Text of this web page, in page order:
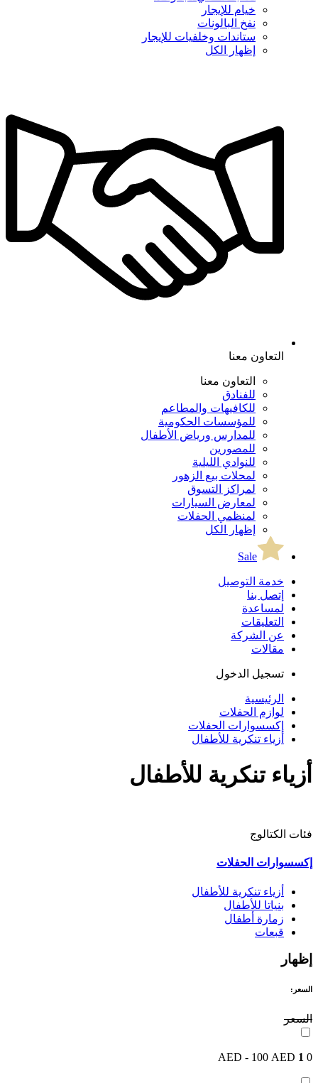
خيام للإيجار
نفخ البالونات
ستاندات وخلفيات للإيجار
إظهار الكل
التعاون معنا
التعاون معنا
للفنادق
للكافيهات والمطاعم
للمؤسسات الحكومية
للمدارس ورياض الأطفال
للمصورين
للنوادي الليلية
لمحلات بيع الزهور
لمراكز التسوق
لمعارض السيارات
لمنظمي الحفلات
إظهار الكل
Sale
خدمة التوصيل
إتصل بنا
لمساعدة
التعليقات
عن الشركة
مقالات
تسجيل الدخول
الرئيسية
لوازم الحفلات
إكسسوارات الحفلات
أزياء تنكرية للأطفال
أزياء تنكرية للأطفال
فئات الكتالوج
إكسسوارات الحفلات
أزياء تنكرية للأطفال
بنياتا للأطفال
زمارة أطفال
قبعات
إظهار
السعر:
السعر
0 AED - 100 AED
1